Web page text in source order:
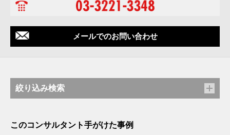
メールでのお問い合わせ
絞り込み検索
このコンサルタント手がけた事例